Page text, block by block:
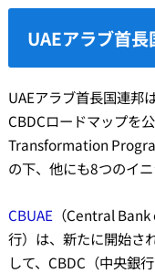
UAEアラブ首
UAEアラブ首長国連邦
CBDCロードマップを
Transformation
の下、他にも8つのイ
CBUAE （Central
行）は、新たに開始さ
して、CBDC（中央銀